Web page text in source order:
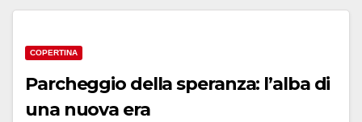
COPERTINA
Parcheggio della speranza: l’alba di
una nuova era